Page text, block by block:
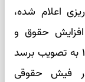
اعلام شده،
حقوق و
متناسب‌سازی در نیمه نخست خرداد ۱۴۰۵ به تصویب برسد
فیش حقوقی